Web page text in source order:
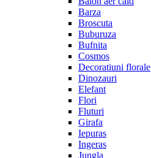
Barza
Broscuta
Buburuza
Bufnita
Cosmos
Decoratiuni florale
Dinozauri
Elefant
Flori
Fluturi
Girafa
Iepuras
Ingeras
Jungla